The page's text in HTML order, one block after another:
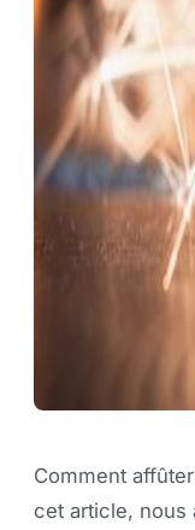
Comment
cet article, nous